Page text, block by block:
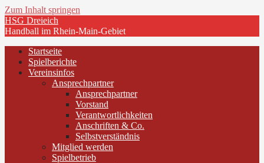
Zum Inhalt springen
HSG Dreieich
Handball im Rhein-Main-Gebiet
Startseite
Spielberichte
Vereinsinfos
Ansprechpartner
Ansprechpartner
Vorstand
Verantwortlichkeiten
Anschriften & Co.
Selbstverständnis
Mitglied werden
Spielbetrieb